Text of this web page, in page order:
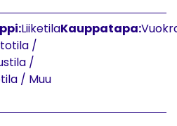
Liiketila
/
/
/ Muu
Kauppatapa: